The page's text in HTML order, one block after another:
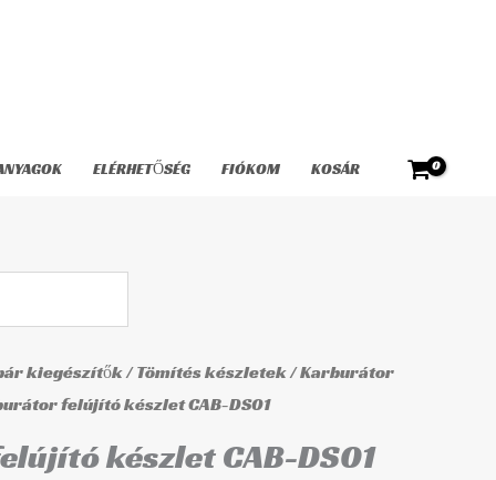
ELÉRHETŐSÉG FIÓKOM KOSÁR
kiegészítők/Tömítés készletek/Karburátor
felújító készlet CAB-DS01
készlet CAB-DS01